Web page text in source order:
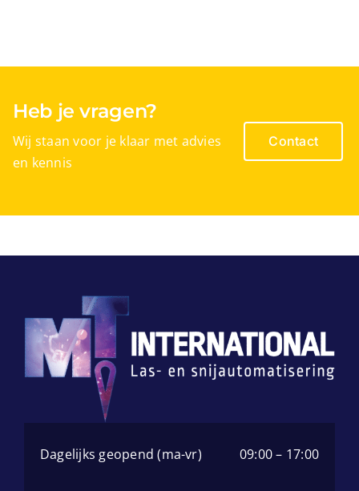
Heb je vragen?
Wij staan voor je klaar met advies
en kennis
Contact
Dagelijks geopend (ma-vr) 09:00 – 17:00